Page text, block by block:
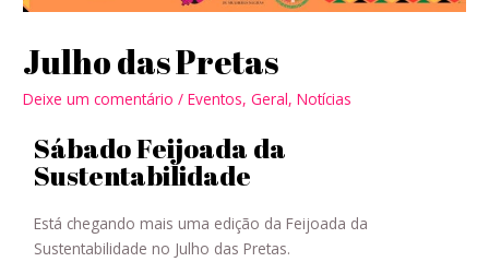
Julho das Pretas
Deixe um comentário /Eventos,Geral,Notícias
Sábado Feijoada da
Sustentabilidade
Está chegando mais uma edição da Feijoada da
Sustentabilidade no Julho das Pretas.